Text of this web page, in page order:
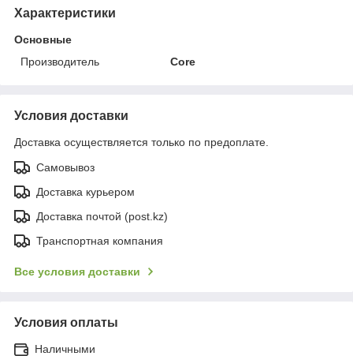
Характеристики
Основные
Производитель
Core
Условия доставки
Доставка осуществляется только по предоплате.
Самовывоз
Доставка курьером
Доставка почтой (post.kz)
Транспортная компания
Все условия доставки
Условия оплаты
Наличными